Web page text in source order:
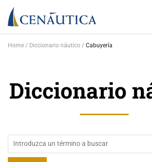
Home Diccionario náutico Cabuyería
Diccionario